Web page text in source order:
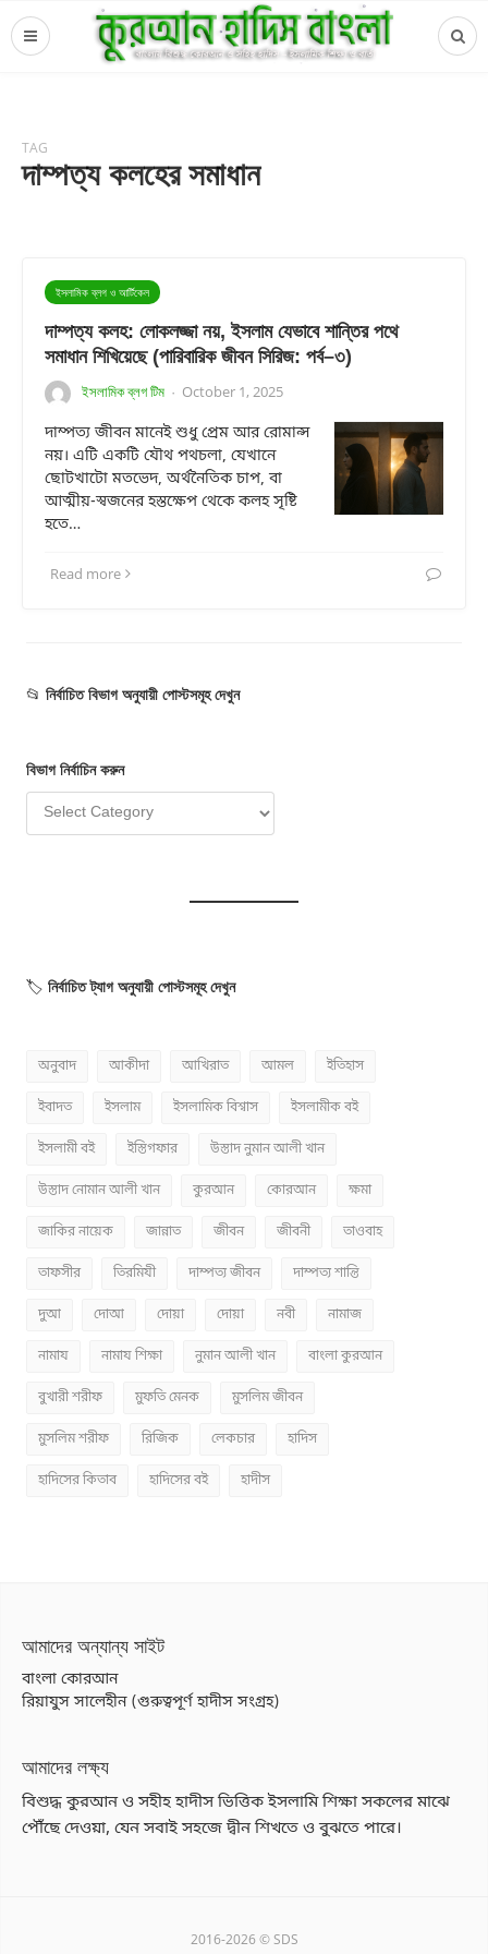
TAG
দাম্পত্য কলহের সমাধান
ইসলামিক ব্লগ ও আর্টিকেল
দাম্পত্য কলহ: লোকলজ্জা নয়, ইসলাম যেভাবে শান্তির পথে
সমাধান শিখিয়েছে (পারিবারিক জীবন সিরিজ: পর্ব–৩)
ইসলামিক ব্লগ টিম · October 1, 2025
দাম্পত্য জীবন মানেই শুধু প্রেম আর রোমান্স
নয়। এটি একটি যৌথ পথচলা, যেখানে
ছোটখাটো মতভেদ, অর্থনৈতিক চাপ, বা
আত্মীয়-স্বজনের হস্তক্ষেপ থেকে কলহ সৃষ্টি
হতে…
Read more
📂 নির্বাচিত বিভাগ অনুযায়ী পোস্টসমূহ দেখুন
বিভাগ নির্বাচিনকরুন
🏷️ নির্বাচিত ট্যাগ অনুযায়ী পোস্টসমূহ দেখুন
অনুবাদ আকীদা আখিরাত আমল ইতিহাস
ইবাদত ইসলাম ইসলামিক বিশ্বাস ইসলামীক বই
ইসলামী বই ইস্তিগফার উস্তাদ নুমান আলী খান
উস্তাদ নোমান আলী খান কুরআন কোরআন ক্ষমা
জাকির নায়েক জান্নাত জীবন জীবনী তাওবাহ
তাফসীর তিরমিযী দাম্পত্য জীবন দাম্পত্য শান্তি
দুআ দোআ দোয়া দোয়া নবী নামাজ
নামায নামায শিক্ষা নুমান আলী খান বাংলা কুরআন
বুখারী শরীফ মুফতি মেনক মুসলিম জীবন
মুসলিম শরীফ রিজিক লেকচার হাদিস
হাদিসের কিতাব হাদিসের বই হাদীস
আমাদের অন্যান্য সাইট
বাংলা কোরআন
রিয়াযুস সালেহীন (গুরুত্বপূর্ণ হাদীস সংগ্রহ)
আমাদের লক্ষ্য
বিশুদ্ধ কুরআন ও সহীহ হাদীস ভিত্তিক ইসলামি শিক্ষা সকলের মাঝে
পৌঁছে দেওয়া, যেন সবাই সহজে দ্বীন শিখতে ও বুঝতে পারে।
2016-2026 © SDS